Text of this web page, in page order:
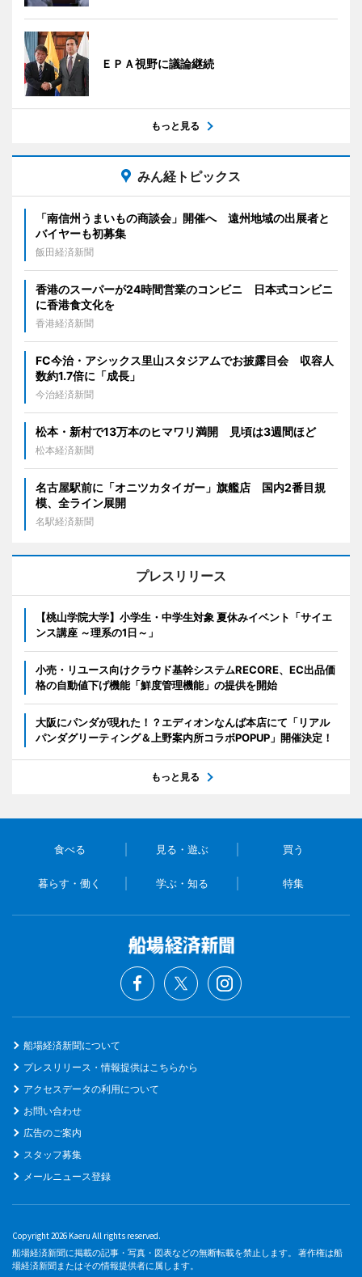
ＥＰＡ視野に議論継続
もっと見る
みん経トピックス
「南信州うまいもの商談会」開催へ 遠州地域の出展者と
バイヤーも初募集
飯田経済新聞
香港のスーパーが24時間営業のコンビニ 日本式コンビニ
に香港食文化を
香港経済新聞
FC今治・アシックス里山スタジアムでお披露目会 収容人
数約1.7倍に「成長」
今治経済新聞
松本・新村で13万本のヒマワリ満開 見頃は3週間ほど
松本経済新聞
名古屋駅前に「オニツカタイガー」旗艦店 国内2番目規
模、全ライン展開
名駅経済新聞
プレスリリース
【桃山学院大学】小学生・中学生対象 夏休みイベント「サイエ
ンス講座 ～理系の1日～」
小売・リユース向けクラウド基幹システムRECORE、EC出品価
格の自動値下げ機能「鮮度管理機能」の提供を開始
大阪にパンダが現れた！？エディオンなんば本店にて「リアル
パンダグリーティング＆上野案内所コラボPOPUP」開催決定！
もっと見る
食べる 見る・遊ぶ 買う
暮らす・働く 学ぶ・知る 特集
船場経済新聞について
プレスリリース・情報提供はこちらから
アクセスデータの利用について
お問い合わせ
広告のご案内
スタッフ募集
メールニュース登録
Copyright 2026 Kaeru All rights reserved.
船場経済新聞に掲載の記事・写真・図表などの無断転載を禁止します。 著作権は船
場経済新聞またはその情報提供者に属します。